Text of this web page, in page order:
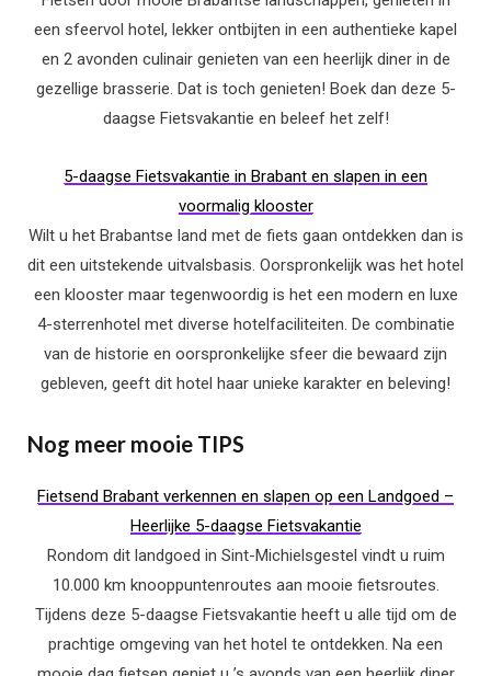
een sfeervol hotel, lekker ontbijten in een authentieke kapel
en 2 avonden culinair genieten van een heerlijk diner in de
gezellige brasserie. Dat is toch genieten! Boek dan deze 5-
daagse Fietsvakantie en beleef het zelf!
5-daagse Fietsvakantie in Brabant en slapen in een
voormalig klooster
Wilt u het Brabantse land met de fiets gaan ontdekken dan is
dit een uitstekende uitvalsbasis. Oorspronkelijk was het hotel
een klooster maar tegenwoordig is het een modern en luxe
4-sterrenhotel met diverse hotelfaciliteiten. De combinatie
van de historie en oorspronkelijke sfeer die bewaard zijn
gebleven, geeft dit hotel haar unieke karakter en beleving!
Nog meer mooie TIPS
Fietsend Brabant verkennen en slapen op een Landgoed –
Heerlijke 5-daagse Fietsvakantie
Rondom dit landgoed in Sint-Michielsgestel vindt u ruim
10.000 km knooppuntenroutes aan mooie fietsroutes.
Tijdens deze 5-daagse Fietsvakantie heeft u alle tijd om de
prachtige omgeving van het hotel te ontdekken. Na een